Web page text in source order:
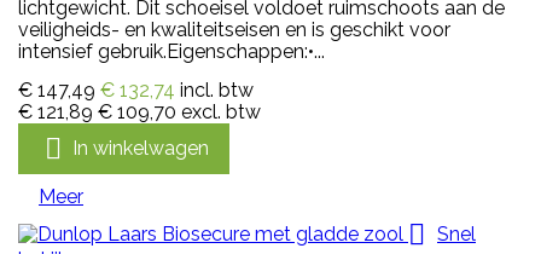
lichtgewicht. Dit schoeisel voldoet ruimschoots aan de
veiligheids- en kwaliteitseisen en is geschikt voor
intensief gebruik.Eigenschappen:•...
€ 147,49 € 132,74 incl. btw
€ 121,89 € 109,70 excl. btw
 In winkelwagen
Meer

Snel